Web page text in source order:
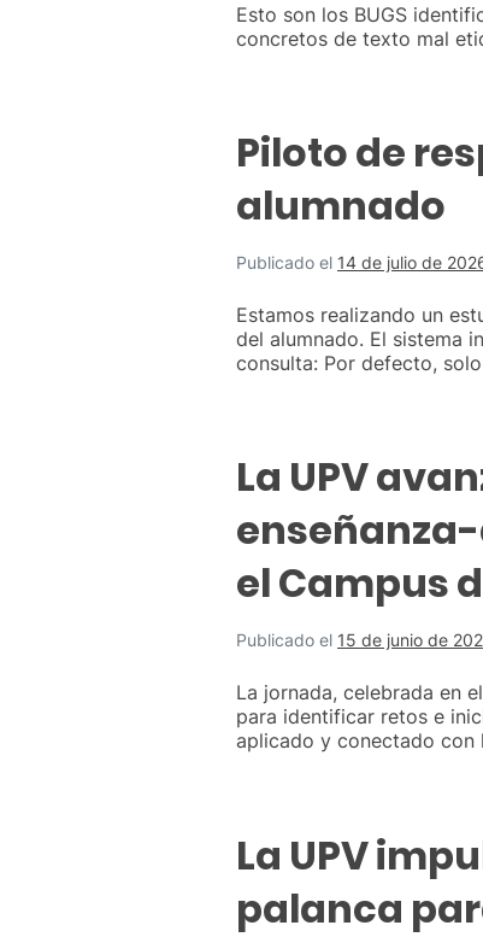
Esto son los BUGS
concretos de texto mal
Piloto de
alumnado
Publicado el 14 de julio de
Estamos realizando un
del alumnado. El sistema
consulta: Por defecto,
La UPV
el Campus
Publicado el 15 de junio de
La jornada, celebrada en
para identificar retos e
aplicado y conectado
La UPV
palanca